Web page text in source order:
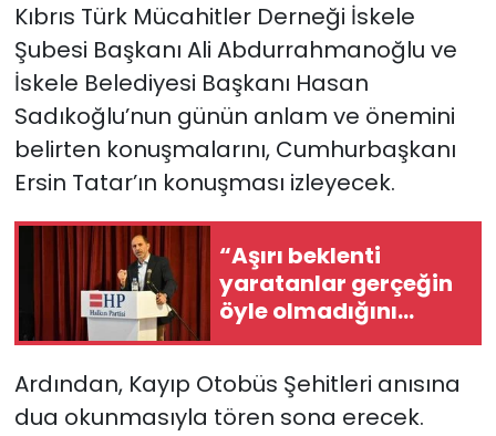
Kıbrıs Türk Mücahitler Derneği İskele
Şubesi Başkanı Ali Abdurrahmanoğlu ve
İskele Belediyesi Başkanı Hasan
Sadıkoğlu’nun günün anlam ve önemini
belirten konuşmalarını, Cumhurbaşkanı
Ersin Tatar’ın konuşması izleyecek.
“Aşırı beklenti
yaratanlar gerçeğin
öyle olmadığını
görmüş oldu”
Ardından, Kayıp Otobüs Şehitleri anısına
dua okunmasıyla tören sona erecek.